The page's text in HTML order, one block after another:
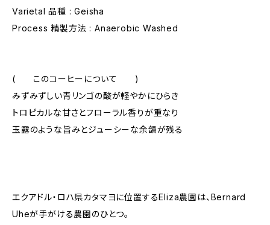
Varietal 品種 : Geisha
Process 精製方法 : Anaerobic Washed
( このコーヒーについて )
みずみずしい青リンゴの酸が軽やかにひらき
トロピカルな甘さとフローラル香りが重なり
玉露のような旨みとジューシーな余韻が残る
エクアドル・ロハ県カタマヨに位置するEliza農園は、Bernard
Uheが手がける農園のひとつ。